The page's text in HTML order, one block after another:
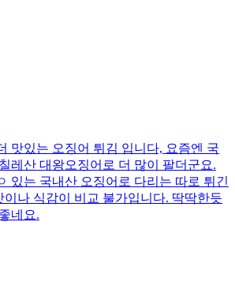
맛있는 오징어 튀김 입니다, 요즘엔 국
레산 대왕오징어로 더 많이 팔더군요.
있는 국내산 오징어로 다리는 따로 튀긴
이나 식감이 비교 불가입니다. 딱딱한듯
네요.